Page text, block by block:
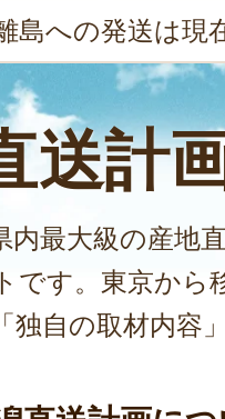
島への発送は現
送計
内最大級の産地
です。東京から
独自の取材内容